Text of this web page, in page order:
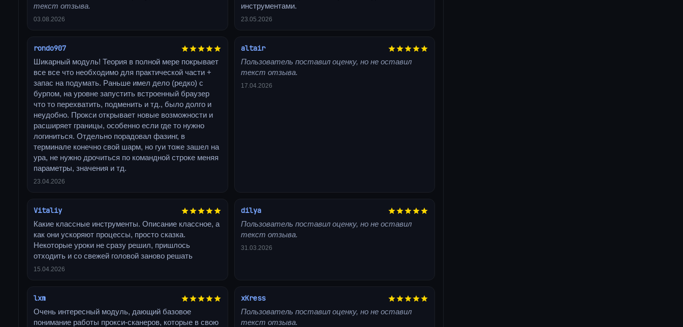
текст отзыва.
03.08.2026
инструментами.
23.05.2026
rondo907
Шикарный модуль! Теория в полной мере покрывает
все все что необходимо для практической части +
запас на подумать. Раньше имел дело (редко) с
бурпом, на уровне запустить встроенный браузер
что то перехватить, подменить и тд., было долго и
неудобно. Прокси открывает новые возможности и
расширяет границы, особенно если где то нужно
логиниться. Отдельно порадовал фазинг, в
терминале конечно свой шарм, но гуи тоже зашел на
ура, не нужно дрочиться по командной строке меняя
параметры, значения и тд.
23.04.2026
altair
Пользователь поставил оценку, но не оставил
текст отзыва.
17.04.2026
Vitaliy
Какие классные инструменты. Описание классное, а
как они ускоряют процессы, просто сказка.
Некоторые уроки не сразу решил, пришлось
отходить и со свежей головой заново решать
15.04.2026
dilya
Пользователь поставил оценку, но не оставил
текст отзыва.
31.03.2026
lxm
Очень интересный модуль, дающий базовое
понимание работы прокси-сканеров, которые в свою
xKress
Пользователь поставил оценку, но не оставил
текст отзыва.